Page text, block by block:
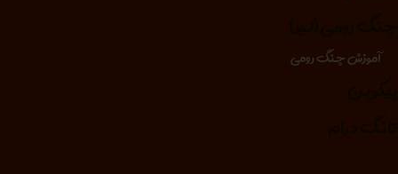
آموزش چنگ رومی